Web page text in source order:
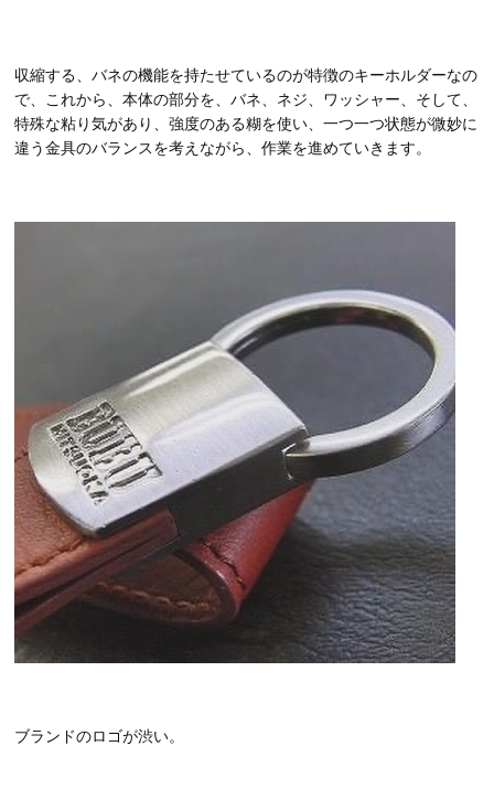
収縮する、バネの機能を持たせているのが特徴のキーホルダーなの
で、これから、本体の部分を、バネ、ネジ、ワッシャー、そして、
特殊な粘り気があり、強度のある糊を使い、一つ一つ状態が微妙に
違う金具のバランスを考えながら、作業を進めていきます。
ブランドのロゴが渋い。